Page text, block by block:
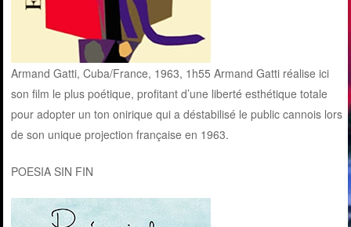
Armand Gatti, Cuba/France, 1963, 1h55 Armand Gatti réalise ici
son film le plus poétique, profitant d’une liberté esthétique totale
pour adopter un ton onirique qui a déstabilisé le public cannois lors
de son unique projection française en 1963.
POESIA SIN FIN